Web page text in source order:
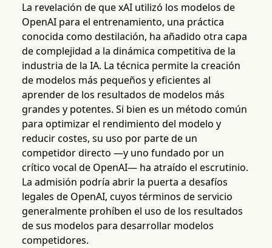
La revelación de que xAI utilizó los modelos de
OpenAI para el entrenamiento, una práctica
conocida como destilación, ha añadido otra capa
de complejidad a la dinámica competitiva de la
industria de la IA. La técnica permite la creación
de modelos más pequeños y eficientes al
aprender de los resultados de modelos más
grandes y potentes. Si bien es un método común
para optimizar el rendimiento del modelo y
reducir costes, su uso por parte de un
competidor directo —y uno fundado por un
crítico vocal de OpenAI— ha atraído el escrutinio.
La admisión podría abrir la puerta a desafíos
legales de OpenAI, cuyos términos de servicio
generalmente prohíben el uso de los resultados
de sus modelos para desarrollar modelos
competidores.